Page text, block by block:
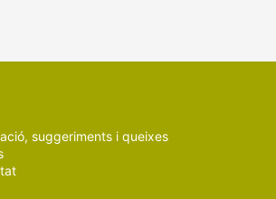
suggeriments i queixes